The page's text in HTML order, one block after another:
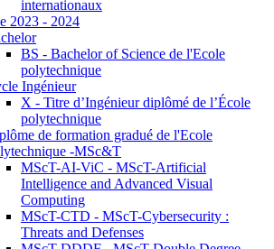
internationaux
2023 - 2024
BS - Bachelor of Science de l'Ecole
polytechnique
Ingénieur
X - Titre d’Ingénieur diplômé de l’École
polytechnique
de formation gradué de l'Ecole
-MSc&T
MScT-AI-ViC - MScT-Artificial
Intelligence and Advanced Visual
Computing
MScT-CTD - MScT-Cybersecurity :
Threats and Defenses